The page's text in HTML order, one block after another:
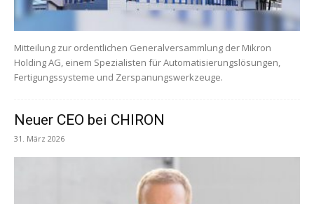
Mitteilung zur ordentlichen Generalversammlung der Mikron
Holding AG, einem Spezialisten für Automatisierungslösungen,
Fertigungssysteme und Zerspanungswerkzeuge.
Neuer CEO bei CHIRON
31. März 2026